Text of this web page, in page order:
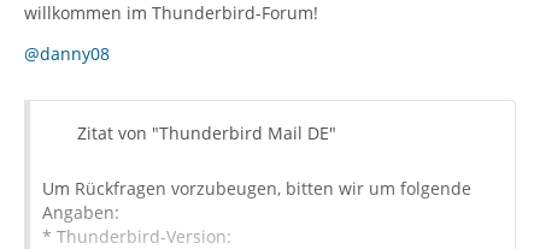
willkommen im Thunderbird-Forum!
@danny08
Zitat von "Thunderbird Mail DE"
Um Rückfragen vorzubeugen, bitten wir um folgende
Angaben:
* Thunderbird-Version: